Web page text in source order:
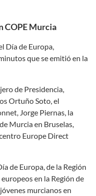
COPE Murcia
Día de Europa,
que se emitió en la
de Presidencia,
Ortuño Soto, el
Jorge Piernas, la
Murcia en Bruselas,
Europe Direct
de Europa, de la Región
en la Región de
murcianos en